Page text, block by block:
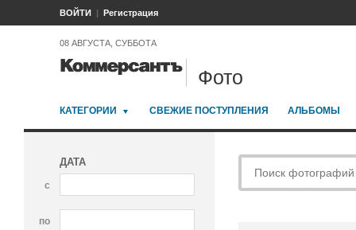
ВОЙТИ Регистрация
08 АВГУСТА, СУББОТА
Фото
КАТЕГОРИИ СВЕЖИЕ ПОСТУПЛЕНИЯ АЛЬБОМЫ
ДАТА
с
по